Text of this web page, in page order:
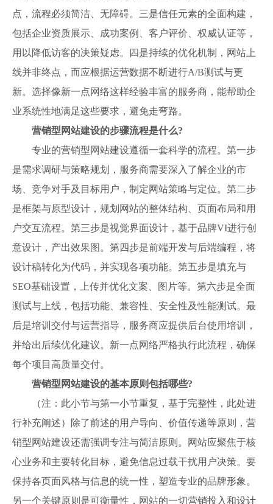
点，流程必须简洁、无障碍。三是信任元素的全面构建，
包括企业资质展示、成功案例、客户评价、权威认证等，
用以降低访客的决策疑虑。四是持续的优化机制，网站上
线并非终点，而应根据运营数据不断进行A/B测试与更
新。选择像新一点网络这样经验丰富的服务商，能帮助企
业系统性地满足这些要求，避免走弯路。
营销型网站建设的步骤流程是什么?
专业的营销型网站建设遵循一套科学的流程。第一步
是需求调研与策略规划，服务商需要深入了解企业的市
场、竞争对手及目标用户，制定网站策略与定位。第二步
是框架与原型设计，规划网站的整体结构、页面布局和用
户交互流程。第三步是视觉界面设计，基于品牌VI进行创
意设计，产出效果图。第四步是前端开发与后端编程，将
设计稿转化为代码，并实现各项功能。第五步是填充与
SEO基础设置，上传并优化文案、图片等。第六步是全面
测试与上线，包括功能、兼容性、安全性及性能测试。最
后是培训交付与运营指导，服务商应提供后台使用培训，
并给出后续优化建议。新一点网络严格执行此流程，确保
每个项目高质量交付。
营销型网站建设的基本原则包括哪些?
（注：此小节与第一小节重复，基于完整性，此处进
行补充阐述）除了前述的用户导向、价值传递等原则，营
销型网站建设还需强调专注与简洁原则。网站应聚焦于核
心业务和主要转化目标，避免信息过载干扰用户决策。要
保持各页面风格与信息的统一性，塑造专业的品牌形象。
另一个关键原则是可衡量性，网站的一切营销投入和设计